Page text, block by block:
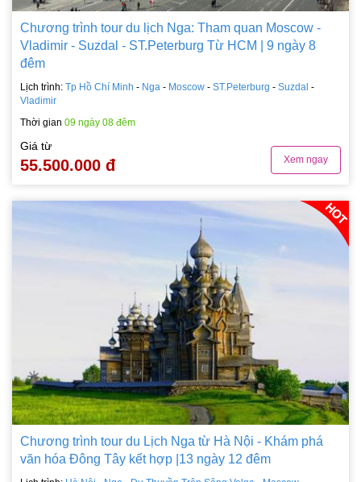
Chương trình tour du lịch Nga: Tham quan Moscow -
Vladimir - Suzdal - ST.Peterburg Từ HCM | 9 ngày 8
đêm
Lịch trình: Tp Hồ Chí Minh - Nga - Moscow - ST.Peterburg - Suzdal -
Vladimir
Thời gian 09 ngày 08 đêm
Giá từ
55.500.000 đ Xem ngay
Chương trình tour du Lịch Nga từ Hà Nội - Khám phá
văn hóa Đông Tây kết hợp |13 ngày 12 đêm